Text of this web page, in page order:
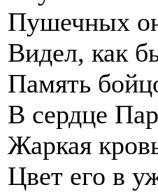
Пушечных
Видел, как
Память
В сердце
Жаркая
Цвет его в